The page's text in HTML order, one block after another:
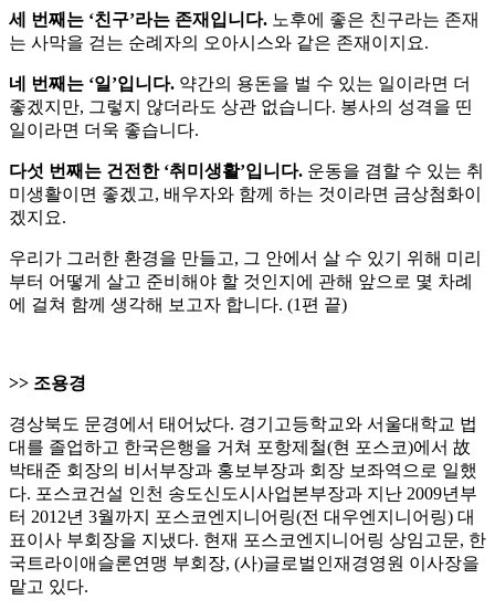
세 번째는 ‘친구’라는 존재입니다. 노후에 좋은 친구라는 존재
는 사막을 걷는 순례자의 오아시스와 같은 존재이지요.
네 번째는 ‘일’입니다. 약간의 용돈을 벌 수 있는 일이라면 더
좋겠지만, 그렇지 않더라도 상관 없습니다. 봉사의 성격을 띤
일이라면 더욱 좋습니다.
다섯 번째는 건전한 ‘취미생활’입니다. 운동을 겸할 수 있는 취
미생활이면 좋겠고, 배우자와 함께 하는 것이라면 금상첨화이
겠지요.
우리가 그러한 환경을 만들고, 그 안에서 살 수 있기 위해 미리
부터 어떻게 살고 준비해야 할 것인지에 관해 앞으로 몇 차례
에 걸쳐 함께 생각해 보고자 합니다. (1편 끝)
>> 조용경
경상북도 문경에서 태어났다. 경기고등학교와 서울대학교 법
대를 졸업하고 한국은행을 거쳐 포항제철(현 포스코)에서 故
박태준 회장의 비서부장과 홍보부장과 회장 보좌역으로 일했
다. 포스코건설 인천 송도신도시사업본부장과 지난 2009년부
터 2012년 3월까지 포스코엔지니어링(전 대우엔지니어링) 대
표이사 부회장을 지냈다. 현재 포스코엔지니어링 상임고문, 한
국트라이애슬론연맹 부회장, (사)글로벌인재경영원 이사장을
맡고 있다.